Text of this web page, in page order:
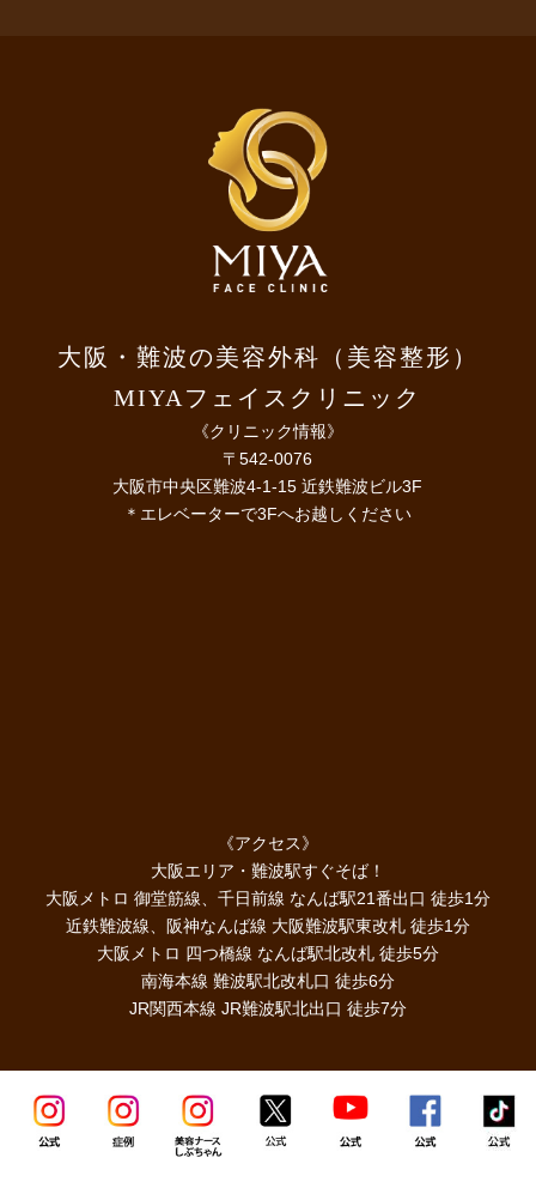
大阪・難波の美容外科（美容整形）
MIYAフェイスクリニック
《クリニック情報》
〒542-0076
大阪市中央区難波4-1-15 近鉄難波ビル3F
＊エレベーターで3Fへお越しください
《アクセス》
大阪エリア・難波駅すぐそば！
大阪メトロ 御堂筋線、千日前線 なんば駅21番出口 徒歩1分
近鉄難波線、阪神なんば線 大阪難波駅東改札 徒歩1分
大阪メトロ 四つ橋線 なんば駅北改札 徒歩5分
南海本線 難波駅北改札口 徒歩6分
JR関西本線 JR難波駅北出口 徒歩7分